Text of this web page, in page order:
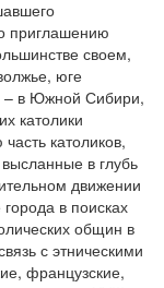
приглашению
своем,
юге
– в Южной Сибири,
католики
католиков,
в глубь
движении
в поисках
общин в
с этническими
французские,